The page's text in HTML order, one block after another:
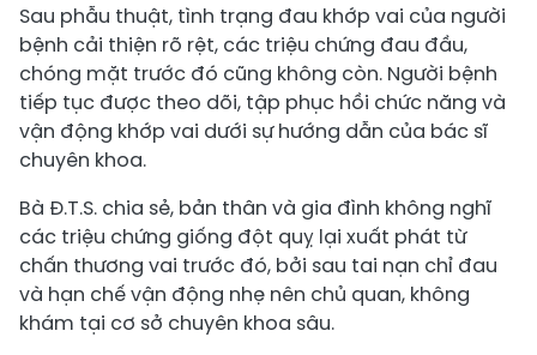
Sau phẫu thuật, tình trạng đau khớp vai của người
bệnh cải thiện rõ rệt, các triệu chứng đau đầu,
chóng mặt trước đó cũng không còn. Người bệnh
tiếp tục được theo dõi, tập phục hồi chức năng và
vận động khớp vai dưới sự hướng dẫn của bác sĩ
chuyên khoa.
Bà Đ.T.S. chia sẻ, bản thân và gia đình không nghĩ
các triệu chứng giống đột quỵ lại xuất phát từ
chấn thương vai trước đó, bởi sau tai nạn chỉ đau
và hạn chế vận động nhẹ nên chủ quan, không
khám tại cơ sở chuyên khoa sâu.